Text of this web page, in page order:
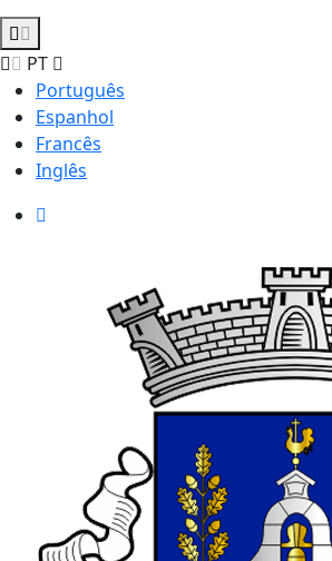
PT
Português
Espanhol
Francês
Inglês